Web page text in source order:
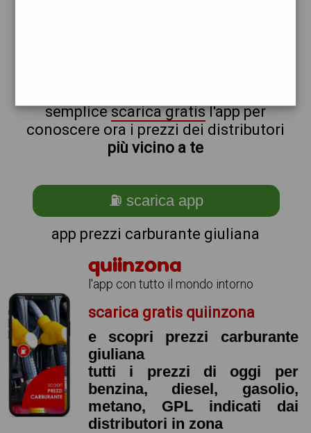
semplicescarica gratisl'app per
conoscere ora i prezzi dei distributori
più vicino a te
⛽ scarica app
app prezzi carburante giuliana
quiinzona
l'app con tutto il mondo intorno
scarica gratis quiinzona
e scopri prezzi carburante
giuliana
tutti i prezzi di oggi per
benzina, diesel, gasolio,
metano, GPL indicati dai
distributori in zona